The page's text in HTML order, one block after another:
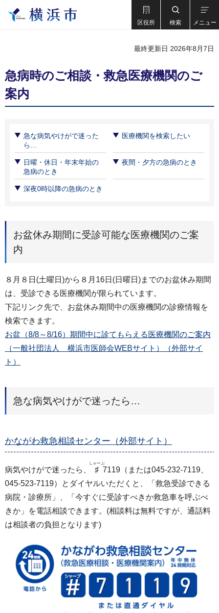
区役所 検索 メニュー
最終更新日 2026年8月7日
急病時のご相談・救急医療機関のご
案内
急な病気やけがで迷った
ら…
医療機関を検索したい
日曜・休日・年末年始の
急病のとき
夜間・夕方の急病のとき
深夜0時以降の急病のとき
お盆休み期間に受診可能な医療機関のご案
内
８月８日(土曜日)から８月16日(日曜日)までのお盆休み期間
は、受診できる医療機関が限られています。
下記リンク先で、お盆休み期間中の医療機関の診療情報を
検索できます。
お盆（8/8～8/16）期間中に診てもらえる医療機関のご案内
（一般社団法人 横浜市医師会WEBサイト）（外部サイ
ト）
急な病気やけがで迷ったら…
かながわ救急相談センター（外部サイト）
病気やけがで迷ったら、 ♯
しゃーぷ
7119（または045-232-7119、
045-523-7119）とダイヤルいただくと、「救急受診できる
病院・診療所」、「今すぐに受診すべきか救急車を呼ぶべ
きか」を電話相談できます。(相談料は無料ですが、通話料
は相談者の負担となります)